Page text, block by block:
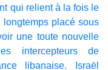
qui relient à la fois le
placé sous
une toute nouvelle
intercepteurs de
libanaise. Israël